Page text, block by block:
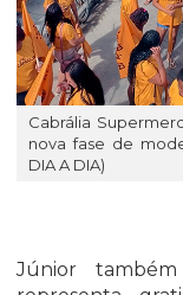
Cabrália
nova fase de
DIA A DIA)
Júnior